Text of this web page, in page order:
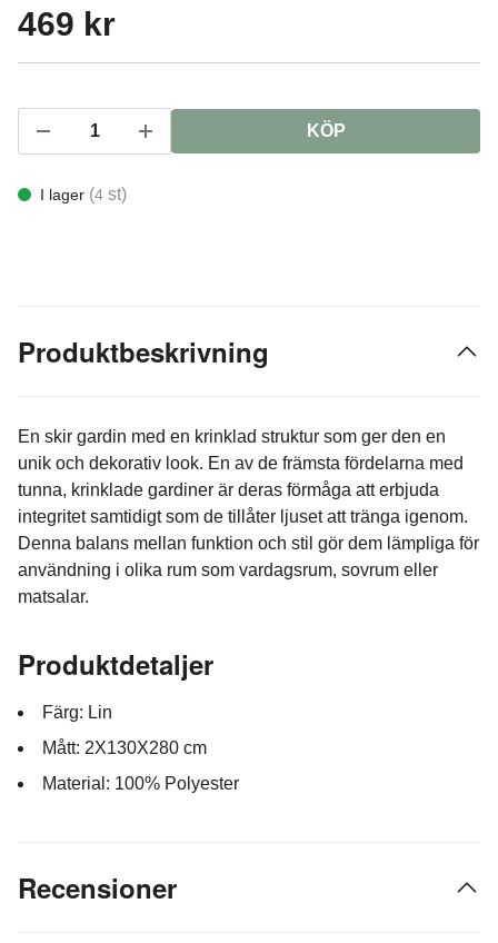
469 kr
KÖP
I lager (4 st)
Produktbeskrivning
En skir gardin med en krinklad struktur som ger den en
unik och dekorativ look. En av de främsta fördelarna med
tunna, krinklade gardiner är deras förmåga att erbjuda
integritet samtidigt som de tillåter ljuset att tränga igenom.
Denna balans mellan funktion och stil gör dem lämpliga för
användning i olika rum som vardagsrum, sovrum eller
matsalar.
Produktdetaljer
Färg: Lin
Mått: 2X130X280 cm
Material: 100% Polyester
Recensioner